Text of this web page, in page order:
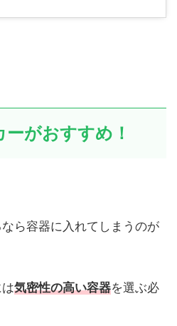
がおすすめ！
ら容器に入れてしまうのが
気密性の高い容器を選ぶ必